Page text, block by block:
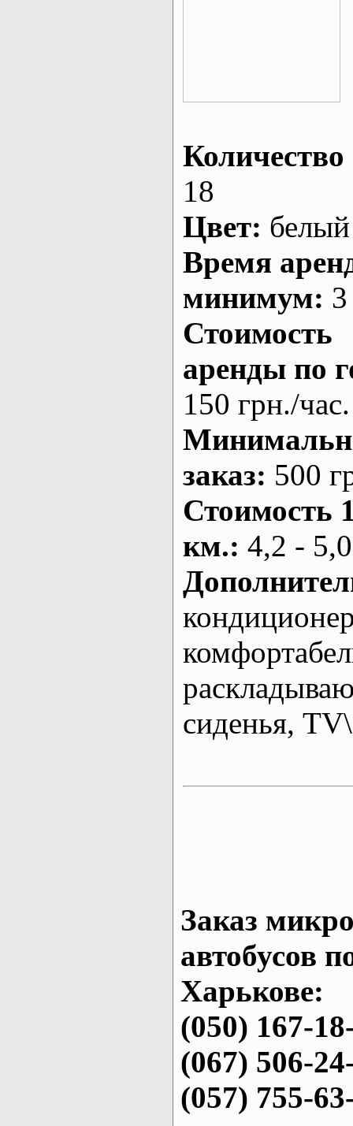
Количество
18
Цвет: белый
Время
минимум:
Стоимость
аренды по
150 грн./час.
заказ: 500
Стоимость
км.: 4,2 -
сиденья,
Заказ
автобусов
Харькове:
(050) 167-
(067) 506-
(057) 755-